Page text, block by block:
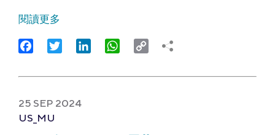
閱讀更多
FacebookTwitter LinkedIn WhatsApp
Copy
25 SEP 2024
US_MU